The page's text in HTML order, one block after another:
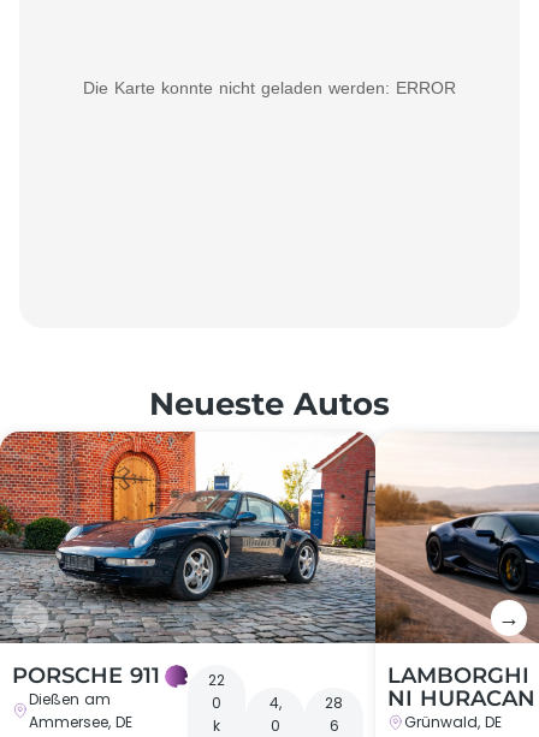
Die Karte konnte nicht geladen werden: ERROR
Neueste Autos
←
PORSCHE 911
Dießen am
Ammersee, DE
22
0
k
4,
0
28
6
LAMBORGHI
NI HURACAN
Grünwald, DE
→